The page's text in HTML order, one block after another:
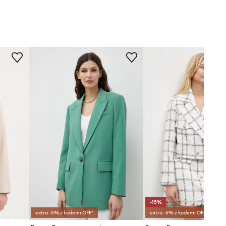
extra -5% z kodem: OFF*
-15%
extra -5% z kodem: OFF*